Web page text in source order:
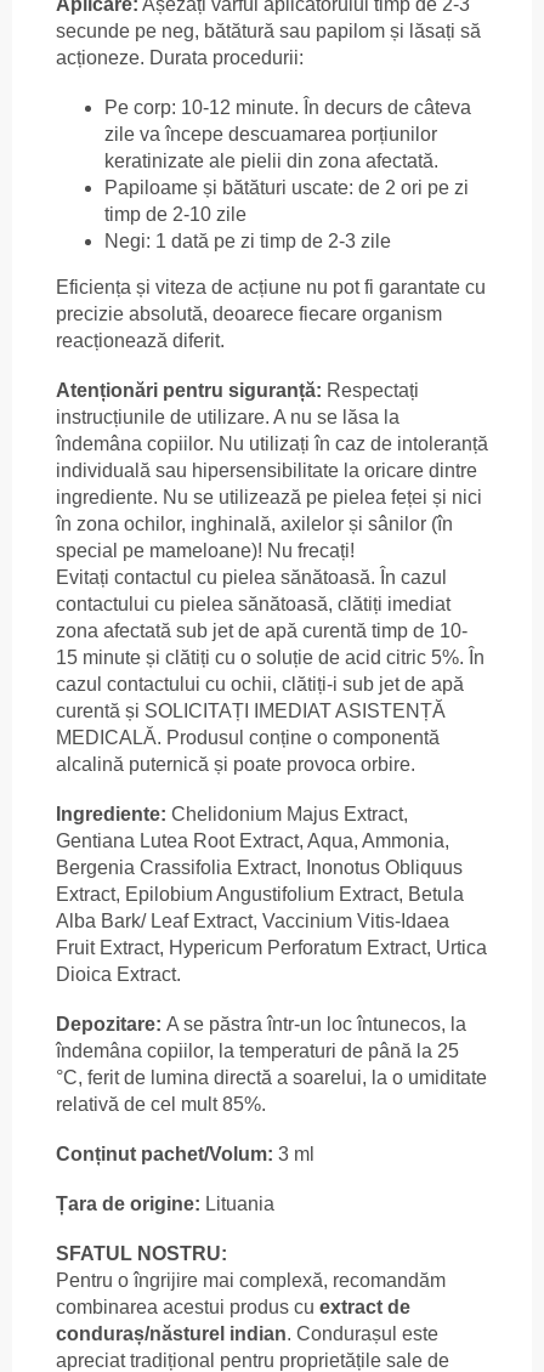
secunde pe neg, bătătură sau papilom și lăsați să
acționeze. Durata procedurii:
Pe corp: 10-12 minute. În decurs de câteva
zile va începe descuamarea porțiunilor
keratinizate ale pielii din zona afectată.
Papiloame și bătături uscate: de 2 ori pe zi
timp de 2-10 zile
Negi: 1 dată pe zi timp de 2-3 zile
Eficiența și viteza de acțiune nu pot fi garantate cu
precizie absolută, deoarece fiecare organism
reacționează diferit.
Atenționări pentru siguranță: Respectați
instrucțiunile de utilizare. A nu se lăsa la
îndemâna copiilor. Nu utilizați în caz de intoleranță
individuală sau hipersensibilitate la oricare dintre
ingrediente. Nu se utilizează pe pielea feței și nici
în zona ochilor, inghinală, axilelor și sânilor (în
special pe mameloane)! Nu frecați!
Evitați contactul cu pielea sănătoasă. În cazul
contactului cu pielea sănătoasă, clătiți imediat
zona afectată sub jet de apă curentă timp de 10-
15 minute și clătiți cu o soluție de acid citric 5%. În
cazul contactului cu ochii, clătiți-i sub jet de apă
curentă și SOLICITAȚI IMEDIAT ASISTENȚĂ
MEDICALĂ. Produsul conține o componentă
alcalină puternică și poate provoca orbire.
Ingrediente: Chelidonium Majus Extract,
Gentiana Lutea Root Extract, Aqua, Ammonia,
Bergenia Crassifolia Extract, Inonotus Obliquus
Extract, Epilobium Angustifolium Extract, Betula
Alba Bark/ Leaf Extract, Vaccinium Vitis-Idaea
Fruit Extract, Hypericum Perforatum Extract, Urtica
Dioica Extract.
Depozitare: A se păstra într-un loc întunecos, la
îndemâna copiilor, la temperaturi de până la 25
°C, ferit de lumina directă a soarelui, la o umiditate
relativă de cel mult 85%.
Conținut pachet/Volum: 3 ml
Țara de origine: Lituania
SFATUL NOSTRU:
Pentru o îngrijire mai complexă, recomandăm
combinarea acestui produs cu extract de
conduraș/năsturel indian. Condurașul este
apreciat tradițional pentru proprietățile sale de